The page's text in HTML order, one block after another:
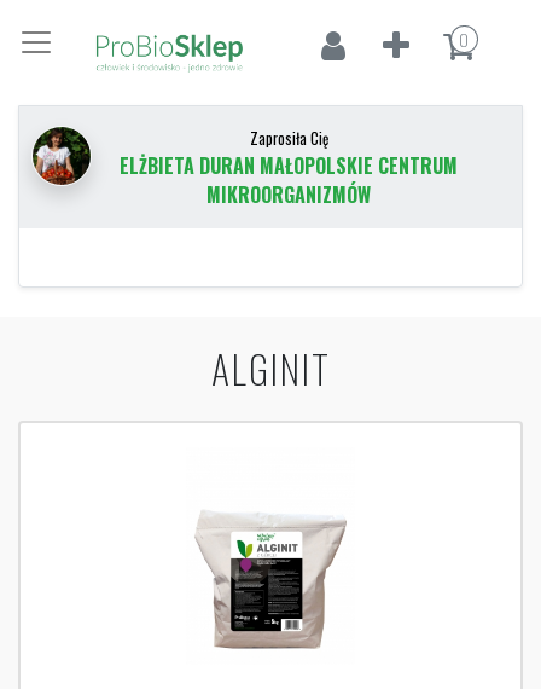
0
Zaprosiła Cię
ELŻBIETA DURAN MAŁOPOLSKIE CENTRUM
MIKROORGANIZMÓW
ALGINIT